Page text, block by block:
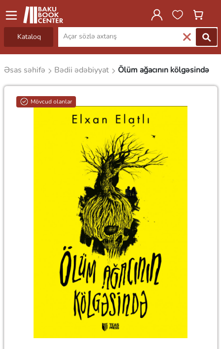
Kataloq
Əsas səhifə Bədii ədəbiyyat Ölüm ağacının kölgəsində
Mövcud olanlar